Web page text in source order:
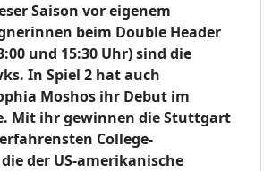
Saison vor eigenem
beim Double Header
und 15:30 Uhr) sind die
In Spiel 2 hat auch
Moshos ihr Debut im
Mit ihr gewinnen die Stuttgart
College-
der US-amerikanische